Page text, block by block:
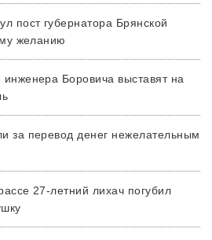
пост губернатора Брянской
желанию
Боровича выставят на
за перевод денег нежелательным
27-летний лихач погубил